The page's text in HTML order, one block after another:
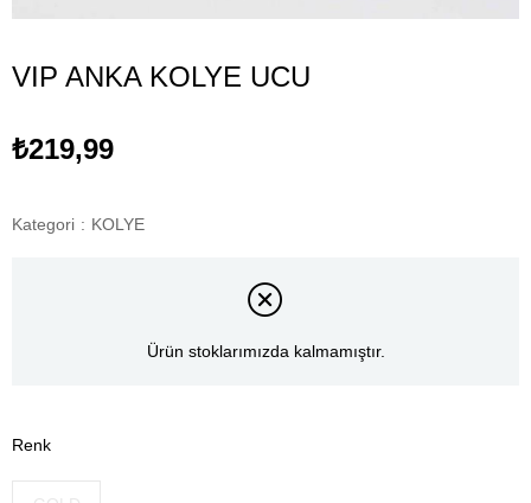
VIP ANKA KOLYE UCU
₺219,99
Kategori : KOLYE
Ürün stoklarımızda kalmamıştır.
Renk